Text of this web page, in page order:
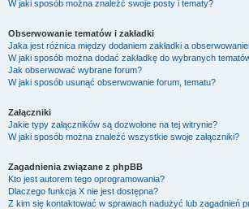
W jaki sposób można znaleźć swoje posty i tematy?
Obserwowanie tematów i zakładki
Jaka jest różnica między dodaniem zakładki a
W jaki sposób można dodać zakładkę do wybranych
Jak obserwować wybrane forum?
W jaki sposób usunąć obserwowanie forum, tematu?
Załączniki
Jakie typy załączników są dozwolone na tej witrynie?
W jaki sposób można znaleźć wszystkie swoje załączniki?
Zagadnienia związane z phpBB
Kto jest autorem tego oprogramowania?
Dlaczego funkcja X nie jest dostępna?
Z kim się kontaktować w sprawach nadużyć lub zagadnień